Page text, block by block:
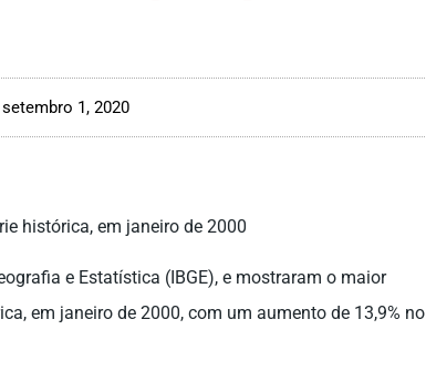
setembro 1, 2020
histórica, em janeiro de 2000
e Estatística (IBGE), e mostraram o maior
em janeiro de 2000, com um aumento de 13,9% no